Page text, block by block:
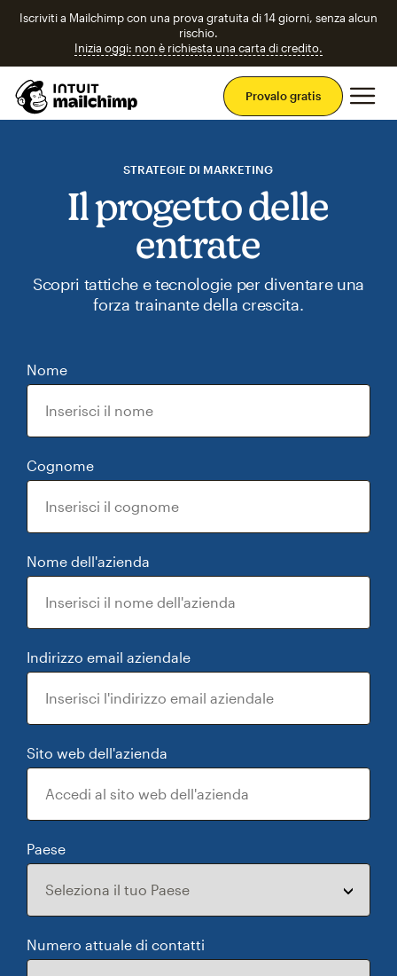
Iscriviti a Mailchimp con una prova gratuita di 14 giorni, senza alcun
rischio.
Inizia oggi: non è richiesta una carta di credito.
Provalo gratis
STRATEGIE DI MARKETING
Il progetto delle
entrate
Scopri tattiche e tecnologie per diventare una
forza trainante della crescita.
Nome
Cognome
Nome dell'azienda
Indirizzo email aziendale
Sito web dell'azienda
Paese
Numero attuale di contatti